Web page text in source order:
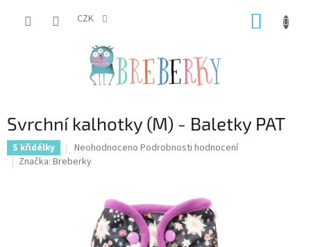
CZK
Svrchní kalhotky (M) - Baletky PAT
S křidélky
Průměrné
hodnocení
hvězdiček.
Neohodnoceno Podrobnosti hodnocení
Značka: Breberky